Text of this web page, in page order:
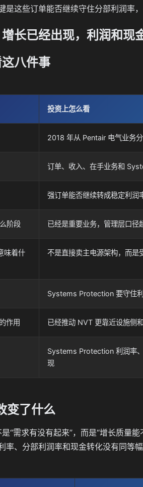
是这些订单能否继续守住分部利润率
长已经出现，利润和现
八件事
投资上怎么看
2018 年从 Pentair 电气业务
订单、收入、在手业务和
强订单能否继续转成稳定利润
阶段 已经是重要业务，管理层口径
味着什
不是直接卖主电源架构，而是
Systems Protection 要守住
作用 已经推动 NVT 更靠近设施侧
Systems Protection 利润率
现
变了什么
“需求有没有起来”，而是“增长质量
率、分部利润率和现金转化没有同等